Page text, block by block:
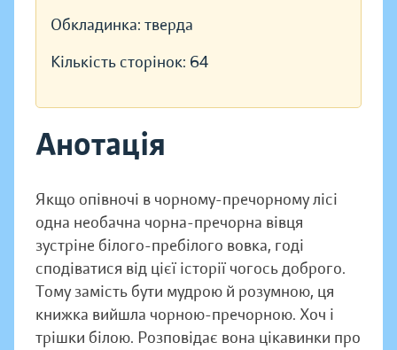
Обкладинка: тверда
Кількість сторінок: 64
Анотація
Якщо опівночі в чорному-пречорному лісі
одна необачна чорна-пречорна вівця
зустріне білого-пребілого вовка, годі
сподіватися від цієї історії чогось доброго.
Тому замість бути мудрою й розумною, ця
книжка вийшла чорною-пречорною. Хоч і
трішки білою. Розповідає вона цікавинки про